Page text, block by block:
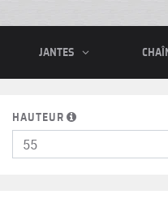
JANTES
HAUTEUR